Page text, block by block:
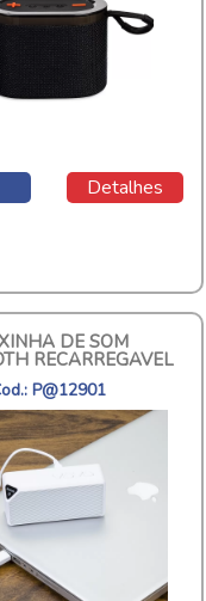
Detalhes
DE SOM
RECARREGAVEL
P@12901